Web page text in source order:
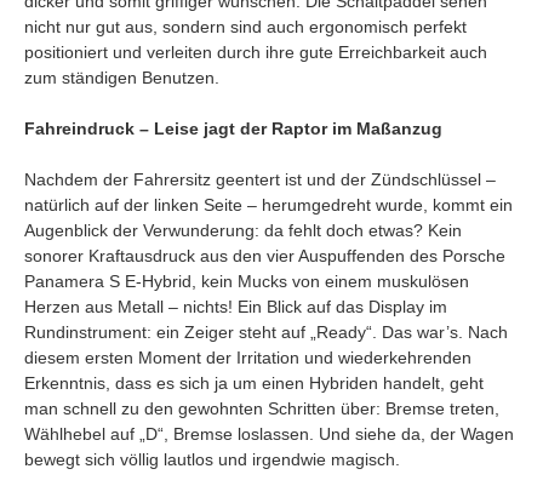
nicht nur gut aus, sondern sind auch ergonomisch perfekt
positioniert und verleiten durch ihre gute Erreichbarkeit auch
zum ständigen Benutzen.
Fahreindruck – Leise jagt der Raptor im Maßanzug
Nachdem der Fahrersitz geentert ist und der Zündschlüssel –
natürlich auf der linken Seite – herumgedreht wurde, kommt ein
Augenblick der Verwunderung: da fehlt doch etwas? Kein
sonorer Kraftausdruck aus den vier Auspuffenden des Porsche
Panamera S E-Hybrid, kein Mucks von einem muskulösen
Herzen aus Metall – nichts! Ein Blick auf das Display im
Rundinstrument: ein Zeiger steht auf „Ready“. Das war’s. Nach
diesem ersten Moment der Irritation und wiederkehrenden
Erkenntnis, dass es sich ja um einen Hybriden handelt, geht
man schnell zu den gewohnten Schritten über: Bremse treten,
Wählhebel auf „D“, Bremse loslassen. Und siehe da, der Wagen
bewegt sich völlig lautlos und irgendwie magisch.